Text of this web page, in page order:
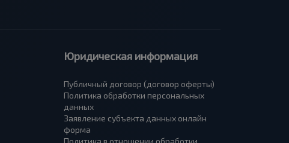
Юридическая информация
Публичный договор (договор оферты)
Политика обработки персональных
данных
Заявление субъекта данных онлайн
форма
Политика в отношении обработки